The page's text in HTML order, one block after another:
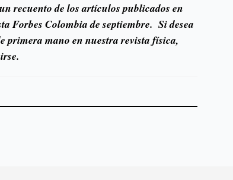
recuento de los artículos publicados en
Forbes Colombia de septiembre. Si desea
primera mano en nuestra revista física,